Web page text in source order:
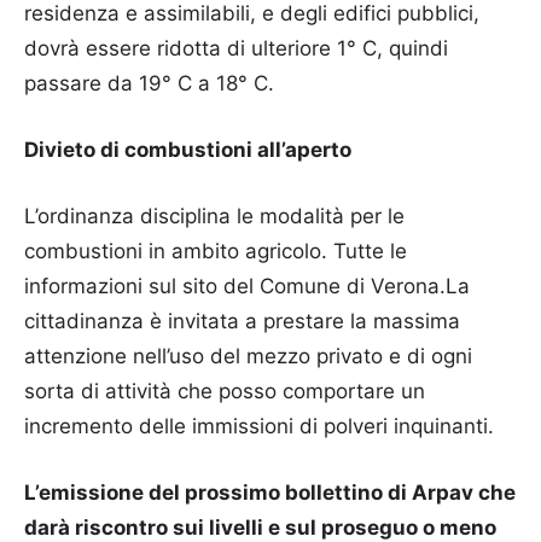
residenza e assimilabili, e degli edifici pubblici,
dovrà essere ridotta di ulteriore 1° C, quindi
passare da 19° C a 18° C.
Divieto di combustioni all’aperto
L’ordinanza disciplina le modalità per le
combustioni in ambito agricolo. Tutte le
informazioni sul sito del Comune di Verona.La
cittadinanza è invitata a prestare la massima
attenzione nell’uso del mezzo privato e di ogni
sorta di attività che posso comportare un
incremento delle immissioni di polveri inquinanti.
L’emissione del prossimo bollettino di Arpav che
darà riscontro sui livelli e sul proseguo o meno